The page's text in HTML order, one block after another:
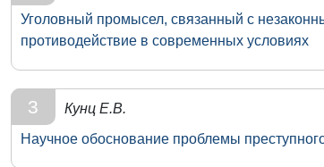
Уголовный промысел, связанный с
противодействие в современных условиях
3
Кунц Е.В.
Научное обоснование проблемы